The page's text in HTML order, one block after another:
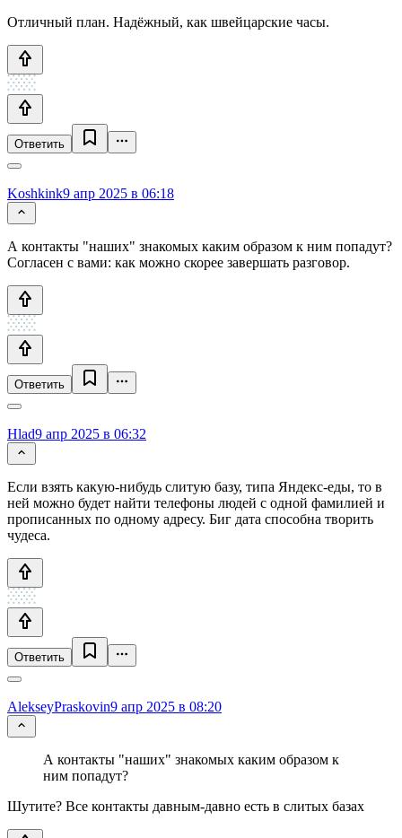
Отличный план. Надёжный, как швейцарские часы.
Ответить
Koshkink9 апр 2025 в 06:18
А контакты "наших" знакомых каким образом к ним попадут?
Согласен с вами: как можно скорее завершать разговор.
Ответить
Hlad9 апр 2025 в 06:32
Если взять какую-нибудь слитую базу, типа Яндекс-еды, то в
ней можно будет найти телефоны людей с одной фамилией и
прописанных по одному адресу. Биг дата способна творить
чудеса.
Ответить
AlekseyPraskovin9 апр 2025 в 08:20
А контакты "наших" знакомых каким образом к
ним попадут?
Шутите? Все контакты давным-давно есть в слитых базах